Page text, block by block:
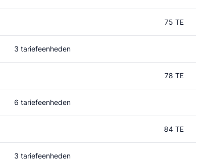
75 TE
3 tariefeenheden
78 TE
6 tariefeenheden
84 TE
3 tariefeenheden